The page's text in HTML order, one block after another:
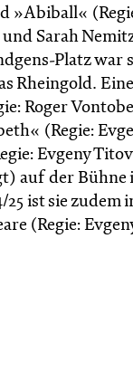
»Abiball«
Sarah
Platz war
Rheingold.
Roger
(Regie:
Evgeny
auf der Bühne
25 ist sie zudem
(Regie: